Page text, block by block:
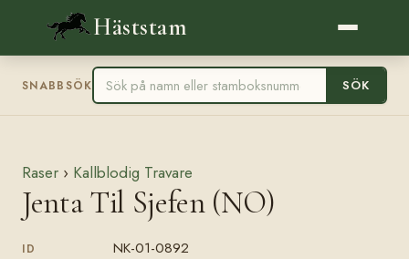
Häststam
SNABBSÖK SÖK
Raser › Kallblodig Travare
Jenta Til Sjefen (NO)
ID NK-01-0892